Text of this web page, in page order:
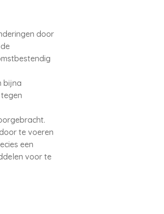
door
bijna
te voeren
een
voor te